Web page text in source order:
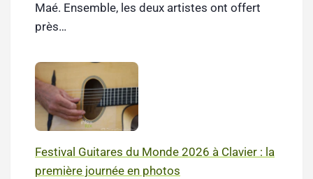
Maé. Ensemble, les deux artistes ont offert
près…
Festival Guitares du Monde 2026 à Clavier : la
première journée en photos